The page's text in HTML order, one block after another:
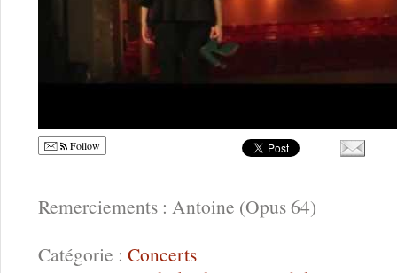
Follow
Remerciements : Antoine (Opus 64)
Catégorie : Concerts